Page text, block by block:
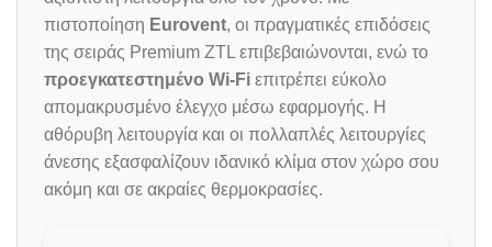
πιστοποίηση Eurovent, οι πραγματικές επιδόσεις
της σειράς Premium ZTL επιβεβαιώνονται, ενώ το
προεγκατεστημένο Wi-Fi επιτρέπει εύκολο
απομακρυσμένο έλεγχο μέσω εφαρμογής. Η
αθόρυβη λειτουργία και οι πολλαπλές λειτουργίες
άνεσης εξασφαλίζουν ιδανικό κλίμα στον χώρο σου
ακόμη και σε ακραίες θερμοκρασίες.